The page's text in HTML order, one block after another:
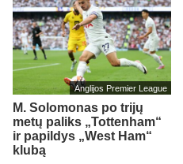
Anglijos Premier League
M. Solomonas po trijų
metų paliks „Tottenham“
ir papildys „West Ham“
klubą